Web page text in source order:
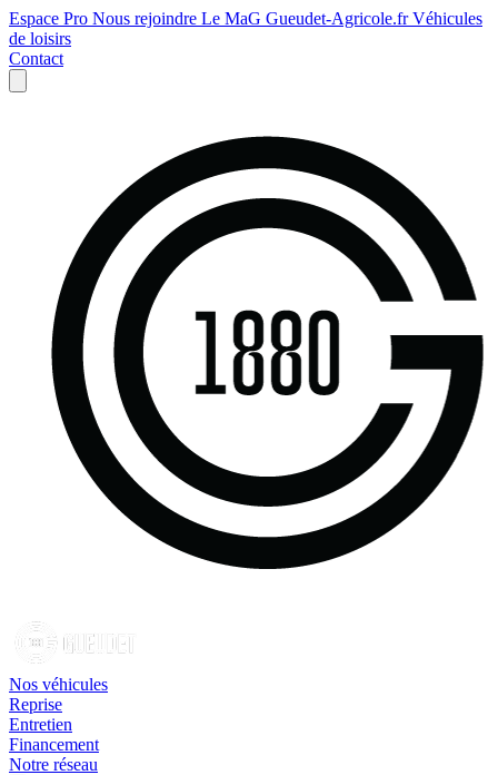
Espace Pro Nous rejoindre Le MaG Gueudet-Agricole.frVéhicules
de loisirs
Contact
Nos véhicules
Reprise
Entretien
Financement
Notre réseau